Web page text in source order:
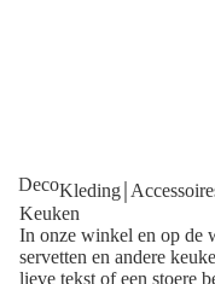
DecoKleding￨
Keuken
In onze winkel en op de
servetten en andere
lieve tekst of een stoere